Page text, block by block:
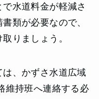
水道料金が軽減さ
類が必要なので、
りましょう。
、かずさ水道広域
維持班へ連絡する必